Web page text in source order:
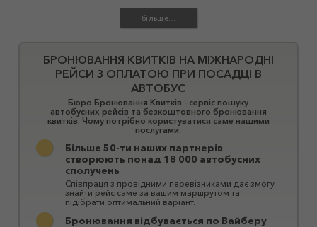
БРОНЮВАННЯ КВИТКІВ НА МІЖНАРОДНІ
РЕЙСИ З ОПЛАТОЮ ПРИ ПОСАДЦІ В
АВТОБУС
Бюро Бронювання Квитків - сервіс пошуку
автобусних рейсів та безкоштовного бронювання
квитків. Чому потрібно користуватися саме нашими
послугами:
Більше 50-ти наших партнерів
створюють понад 18 000 автобусних
сполучень
Співпраця з провідними перевізниками дає змогу
знайти рейс саме за вашим маршрутом та
підібрати оптимальний варіант.
Бронювання відбувається по Вайберу